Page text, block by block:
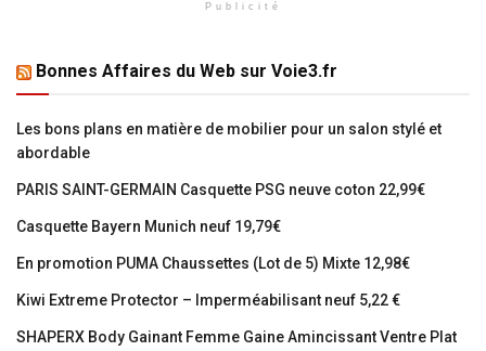
Publicité
Bonnes Affaires du Web sur Voie3.fr
Les bons plans en matière de mobilier pour un salon stylé et
abordable
PARIS SAINT-GERMAIN Casquette PSG neuve coton 22,99€
Casquette Bayern Munich neuf 19,79€
En promotion PUMA Chaussettes (Lot de 5) Mixte 12,98€
Kiwi Extreme Protector – Imperméabilisant neuf 5,22 €
SHAPERX Body Gainant Femme Gaine Amincissant Ventre Plat